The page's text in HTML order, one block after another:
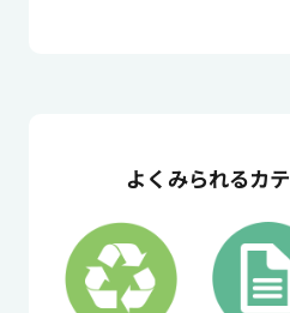
よくみられるカ